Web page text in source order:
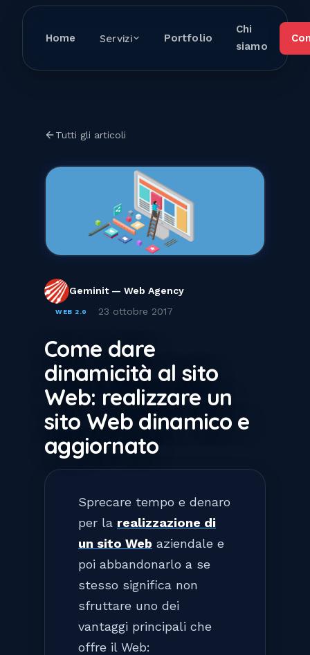
Home Servizi Portfolio
Chi
siamo
Tutti gli articoli
Geminit — Web Agency
WEB 2.0 23 ottobre 2017
Come dare
dinamicità al sito
Web: realizzare un
sito Web dinamico e
aggiornato
Sprecare tempo e denaro
per la realizzazione di
un sito Web aziendale e
poi abbandonarlo a se
stesso significa non
sfruttare uno dei
vantaggi principali che
offre il Web: